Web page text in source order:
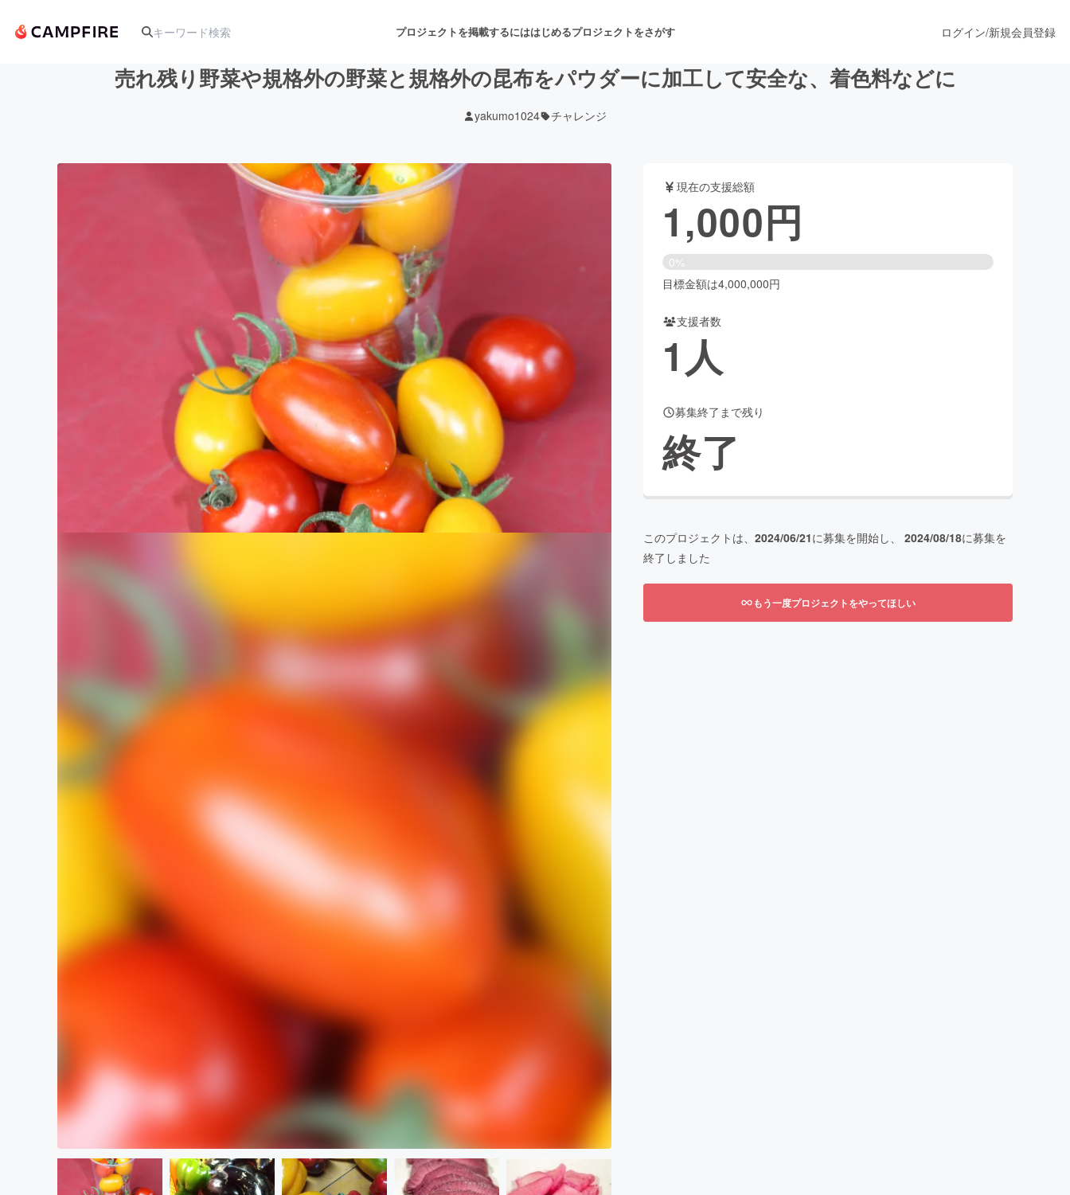
プロジェクトを掲載するにははじめるプロジェクトをさがす
音楽 舞台・パフォーマンス
ゲーム・サービス開発
書籍・雑誌出版
ビジネス・起業 チャレンジ ビューティー・ヘルスケア
まちづくり・地域活性化
CAMPFIRE for Social GoodCAMPFIRE Creation
CAMPFIREふるさと納税
ログイン/新規会員登録
売れ残り野菜や規格外の野菜と規格外の昆布をパウダーに加工して安全な、着色料などに
yakumo1024 チャレンジ
現在の支援総額
1,000円
0%
目標金額は4,000,000円
支援者数
1人
募集終了まで残り
終了
このプロジェクトは、 2024/06/21に募集を開始し、 2024/08/18に募集を
終了しました
もう一度プロジェクトをやってほしい